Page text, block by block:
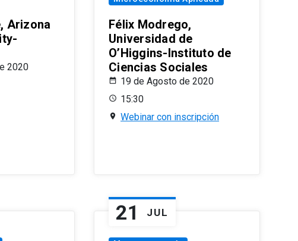
Arizona
2020
Félix Modrego,
Universidad de
O’Higgins-Instituto de
Ciencias Sociales
19 de Agosto de 2020
15:30
Webinar con inscripción
21 JUL